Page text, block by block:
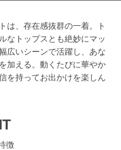
は、存在感抜群の一着。ト
なトップスとも絶妙にマッ
広いシーンで活躍し、あな
加える。動くたびに華やか
を持ってお出かけを楽しん
徴